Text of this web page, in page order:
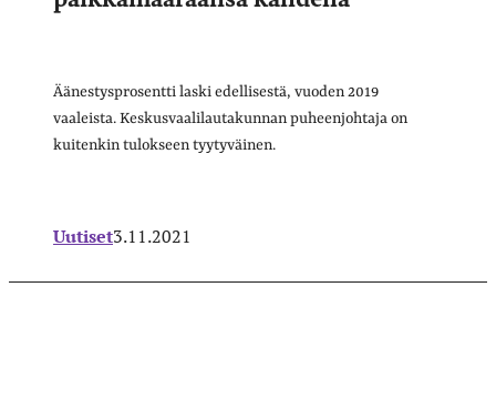
Äänestysprosentti laski edellisestä, vuoden 2019
vaaleista. Keskusvaalilautakunnan puheenjohtaja on
kuitenkin tulokseen tyytyväinen.
Uutiset3.11.2021